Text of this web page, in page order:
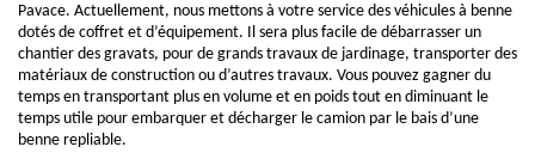
Pavace. Actuellement, nous mettons à votre service des véhicules à benne
dotés de coffret et d’équipement. Il sera plus facile de débarrasser un
chantier des gravats, pour de grands travaux de jardinage, transporter des
matériaux de construction ou d’autres travaux. Vous pouvez gagner du
temps en transportant plus en volume et en poids tout en diminuant le
temps utile pour embarquer et décharger le camion par le bais d’une
benne repliable.